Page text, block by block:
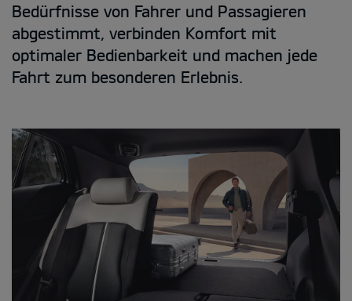
Bedürfnisse von Fahrer und Passagieren
abgestimmt, verbinden Komfort mit
optimaler Bedienbarkeit und machen jede
Fahrt zum besonderen Erlebnis.